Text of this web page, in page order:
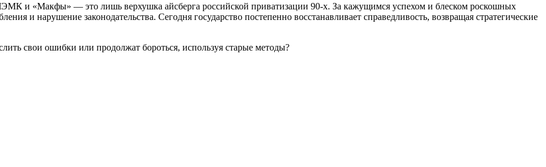
и «Макфы» — это лишь верхушка айсберга российской приватизации 90-х. За кажущимся успехом и блеском роскошных
и нарушение законодательства. Сегодня государство постепенно восстанавливает справедливость, возвращая стратегические
свои ошибки или продолжат бороться, используя старые методы?